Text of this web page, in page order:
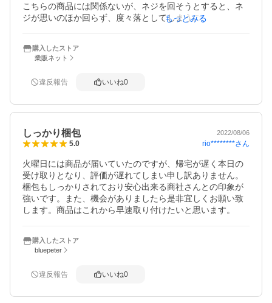
こちらの商品には関係ないが、ネジを回そうとすると、ネ
ジが思いのほか回らず、度々落としてしまうので、側溝の
もっとみる
購入したストア
業販ネット
違反報告 いいね0
しっかり梱包 2022/08/06
5.0 rio********さん
火曜日には商品が届いていたのですが、帰宅が遅く本日の
受け取りとなり、評価が遅れてしまい申し訳ありません。
梱包もしっかりされており安心出来る商社さんとの印象が
強いです。また、機会がありましたら是非宜しくお願い致
します。商品はこれから早速取り付けたいと思います。
購入したストア
bluepeter
違反報告 いいね0